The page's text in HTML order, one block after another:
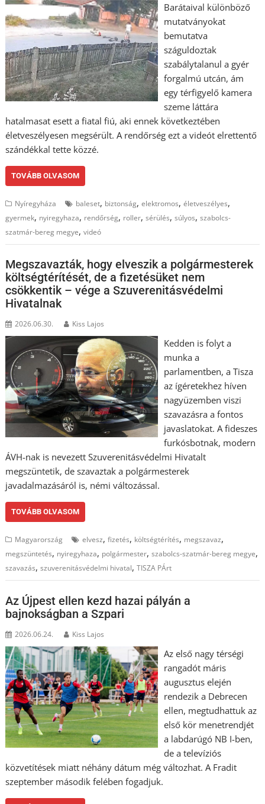
Barátaival különböző
mutatványokat
bemutatva
száguldoztak
szabálytalanul a gyér
forgalmú utcán, ám
egy térfigyelő kamera
szeme láttára
hatalmasat esett a fiatal fiú, aki ennek következtében
életveszélyesen megsérült. A rendőrség ezt a videót elrettentő
szándékkal tette közzé.
TOVÁBB OLVASOM
Nyíregyháza baleset, biztonság,elektromos,életveszélyes,
gyermek, nyiregyhaza, rendőrség, roller,sérülés,súlyos,szabolcs-
szatmár-bereg megye,videó
Megszavazták, hogy elveszik a polgármesterek
költségtérítését, de a fizetésüket nem
csökkentik – vége a Szuverenitásvédelmi
Hivatalnak
2026.06.30. Kiss Lajos
Kedden is folyt a
munka a
parlamentben, a Tisza
az ígéretekhez híven
nagyüzemben viszi
szavazásra a fontos
javaslatokat. A fideszes
furkósbotnak, modern
ÁVH-nak is nevezett Szuverenitásvédelmi Hivatalt
megszüntetik, de szavaztak a polgármesterek
javadalmazásáról is, némi változással.
TOVÁBB OLVASOM
Magyarország elvesz,fizetés, költségtérítés, megszavaz,
megszüntetés, nyiregyhaza, polgármester,szabolcs-szatmár-bereg megye,
szavazás,szuverenitásvédelmi hivatal,TISZA PÁrt
Az Újpest ellen kezd hazai pályán a
bajnokságban a Szpari
2026.06.24. Kiss Lajos
Az első nagy térségi
rangadót máris
augusztus elején
rendezik a Debrecen
ellen, megtudhattuk az
első kör menetrendjét
a labdarúgó NB I-ben,
de a televíziós
közvetítések miatt néhány dátum még változhat. A Fradit
szeptember második felében fogadjuk.